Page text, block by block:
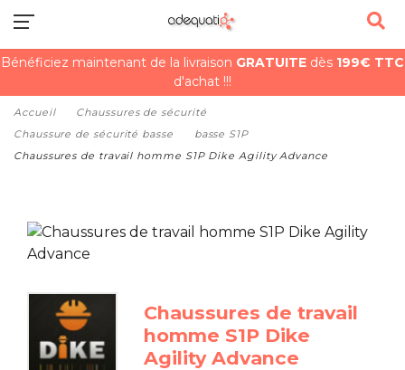
Bénéficiez maintenant de la livraison GRATUITE dès 199€ TTC
d'achat !!!
Accueil
Chaussures de sécurité
Chaussure de sécurité basse
basse S1P
Chaussures de travail homme S1P Dike Agility Advance
Chaussures de travail
homme S1P Dike
Agility Advance